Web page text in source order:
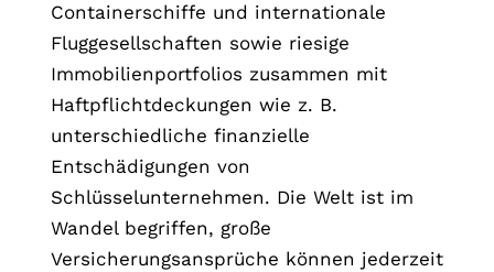
Containerschiffe und internationale
Fluggesellschaften sowie riesige
Immobilienportfolios zusammen mit
Haftpflichtdeckungen wie z. B.
unterschiedliche finanzielle
Entschädigungen von
Schlüsselunternehmen. Die Welt ist im
Wandel begriffen, große
Versicherungsansprüche können jederzeit